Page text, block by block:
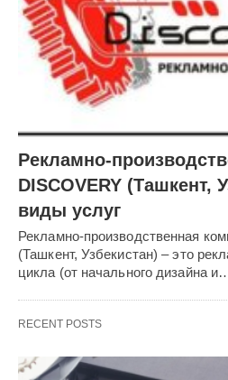
Рекламно-
DISCOVERY (Ташкент,
виды услуг
Рекламно-производственная
(Ташкент, Узбекистан) – это
цикла (от начального дизайна
RECENT POSTS